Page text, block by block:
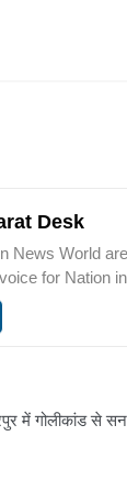
Desk
News World
for Nation